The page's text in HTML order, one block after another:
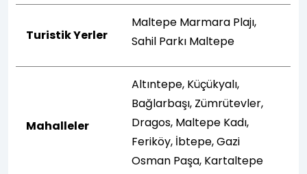
Turistik Yerler
Maltepe Marmara Plajı,
Sahil Parkı Maltepe
Mahalleler
Altıntepe, Küçükyalı,
Bağlarbaşı, Zümrütevler,
Dragos, Maltepe Kadı,
Feriköy, İbtepe, Gazi
Osman Paşa, Kartaltepe